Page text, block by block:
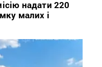
надати 220
малих і